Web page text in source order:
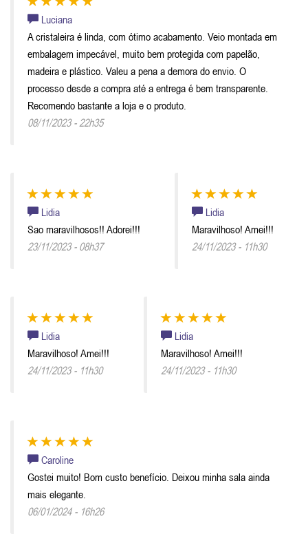
Luciana
A cristaleira é linda, com ótimo acabamento. Veio montada em
embalagem impecável, muito bem protegida com papelão,
madeira e plástico. Valeu a pena a demora do envio. O
processo desde a compra até a entrega é bem transparente.
Recomendo bastante a loja e o produto.
08/11/2023 - 22h35
Lidia
Sao maravilhosos!! Adorei!!!
23/11/2023 - 08h37
Lidia
Maravilhoso! Amei!!!
24/11/2023 - 11h30
Lidia
Maravilhoso! Amei!!!
24/11/2023 - 11h30
Lidia
Maravilhoso! Amei!!!
24/11/2023 - 11h30
Caroline
Gostei muito! Bom custo benefício. Deixou minha sala ainda
mais elegante.
06/01/2024 - 16h26